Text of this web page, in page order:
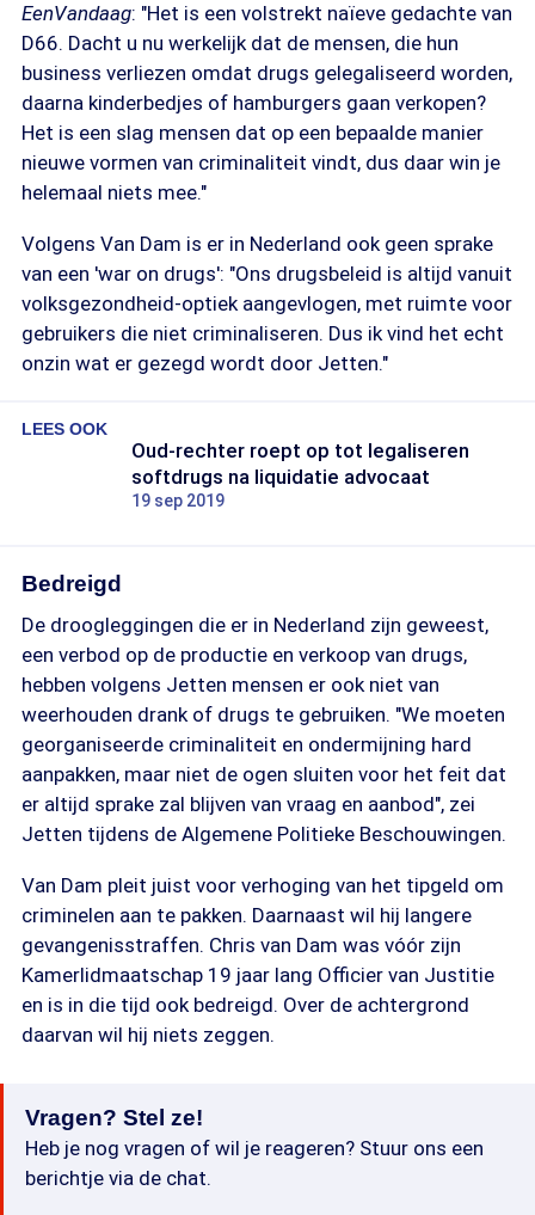
EenVandaag: "Het is een volstrekt naïeve gedachte van
D66. Dacht u nu werkelijk dat de mensen, die hun
business verliezen omdat drugs gelegaliseerd worden,
daarna kinderbedjes of hamburgers gaan verkopen?
Het is een slag mensen dat op een bepaalde manier
nieuwe vormen van criminaliteit vindt, dus daar win je
helemaal niets mee."
Volgens Van Dam is er in Nederland ook geen sprake
van een 'war on drugs': "Ons drugsbeleid is altijd vanuit
volksgezondheid-optiek aangevlogen, met ruimte voor
gebruikers die niet criminaliseren. Dus ik vind het echt
onzin wat er gezegd wordt door Jetten."
LEES OOK
Oud-rechter roept op tot legaliseren
softdrugs na liquidatie advocaat
19 sep 2019
Bedreigd
De droogleggingen die er in Nederland zijn geweest,
een verbod op de productie en verkoop van drugs,
hebben volgens Jetten mensen er ook niet van
weerhouden drank of drugs te gebruiken. "We moeten
georganiseerde criminaliteit en ondermijning hard
aanpakken, maar niet de ogen sluiten voor het feit dat
er altijd sprake zal blijven van vraag en aanbod", zei
Jetten tijdens de Algemene Politieke Beschouwingen.
Van Dam pleit juist voor verhoging van het tipgeld om
criminelen aan te pakken. Daarnaast wil hij langere
gevangenisstraffen. Chris van Dam was vóór zijn
Kamerlidmaatschap 19 jaar lang Officier van Justitie
en is in die tijd ook bedreigd. Over de achtergrond
daarvan wil hij niets zeggen.
Vragen? Stel ze!
Heb je nog vragen of wil je reageren? Stuur ons een
berichtje via de chat.